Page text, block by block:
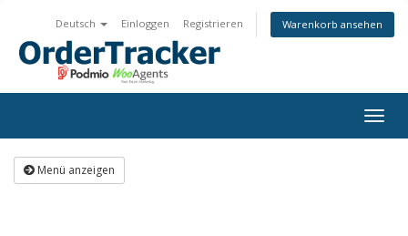
Deutsch Einloggen Registrieren Warenkorb ansehen
Menü anzeigen